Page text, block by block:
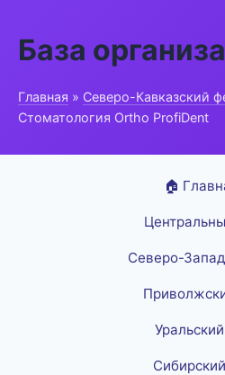
База
Главная » Северо-Кавказский
Стоматология Ortho ProfiDent
🏠
Северо-